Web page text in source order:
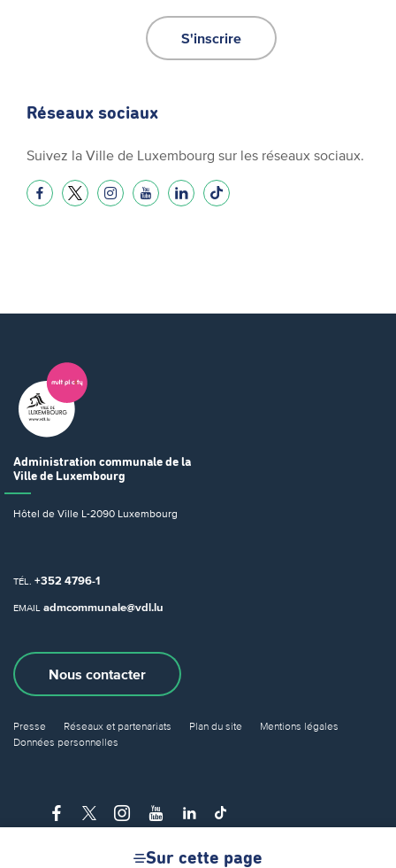
Sur cette page
S'inscrire
Réseaux sociaux
Suivez la Ville de Luxembourg sur les réseaux sociaux.
Administration communale de la
Ville de Luxembourg
Hôtel de Ville L-2090 Luxembourg
TÉL. +352 4796-1
EMAIL admcommunale@vdl.lu
Nous contacter
Presse Réseaux et partenariats Plan du site
Mentions légales
Données personnelles